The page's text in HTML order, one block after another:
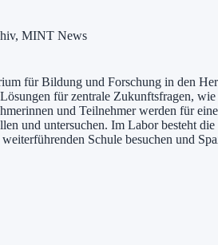
, MINT News
für Bildung und Forschung in den
für zentrale Zukunftsfragen,
und Teilnehmer werden für
und untersuchen. Im Labor besteht
Schule besuchen und